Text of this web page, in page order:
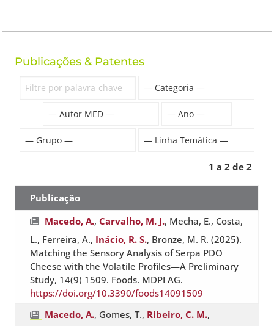
Publicações & Patentes
1 a 2 de 2
Publicação
Macedo, A.,Carvalho, M. J., Mecha, E., Costa,
L., Ferreira, A., Inácio, R. S., Bronze, M. R. (2025).
Matching the Sensory Analysis of Serpa PDO
Cheese with the Volatile Profiles—A Preliminary
Study, 14(9) 1509. Foods. MDPI AG.
https://doi.org/10.3390/foods14091509
Macedo, A., Gomes, T., Ribeiro, C. M.,